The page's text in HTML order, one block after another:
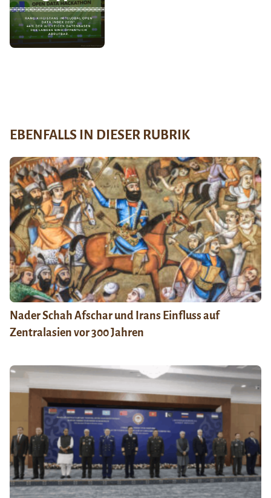
EBENFALLS IN DIESER RUBRIK
Nader Schah Afschar und Irans Einfluss auf
Zentralasien vor 300 Jahren